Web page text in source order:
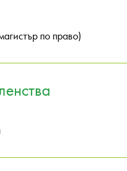
по право)